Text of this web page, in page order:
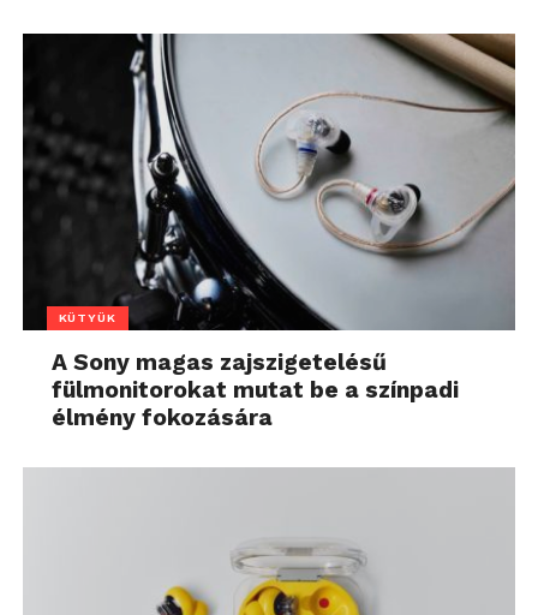
KÜTYÜK
A Sony magas zajszigetelésű
fülmonitorokat mutat be a színpadi
élmény fokozására